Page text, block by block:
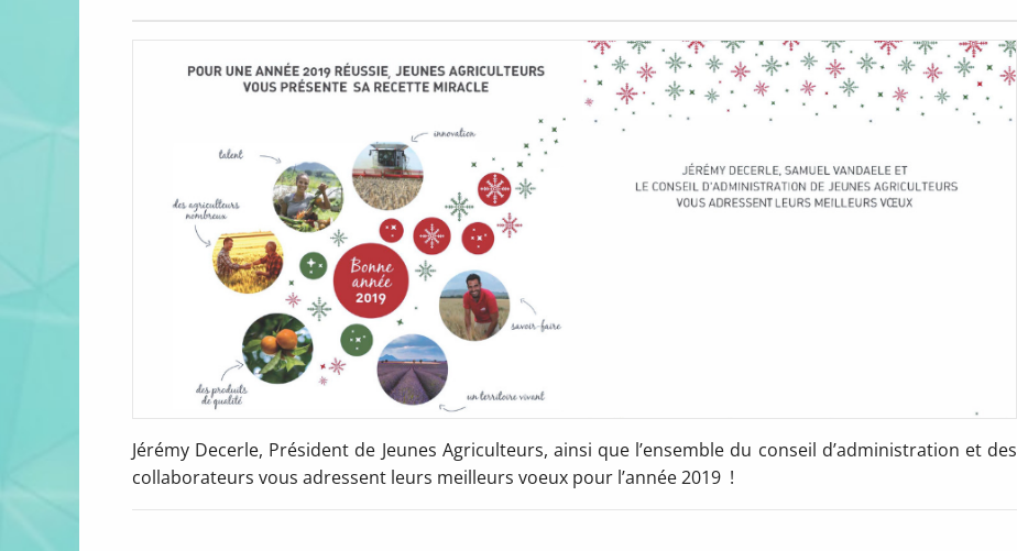
Jérémy Decerle, Président de Jeunes Agriculteurs, ainsi que l’ensemble du conseil d’administration et des
collaborateurs vous adressent leurs meilleurs voeux pour l’année 2019 !